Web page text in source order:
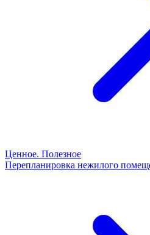
Ценное. Полезное
Перепланировка нежилого